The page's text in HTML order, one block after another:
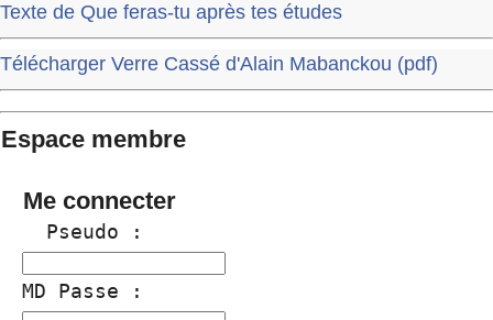
Texte de Que feras-tu après tes études
Télécharger Verre Cassé d'Alain Mabanckou (pdf)
Espace membre
Me connecter
  Pseudo :
MD Passe :